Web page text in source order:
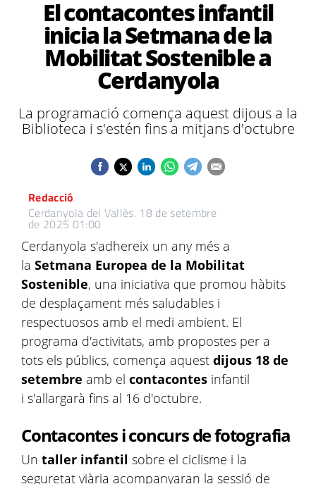
El contacontes infantil
inicia la Setmana de la
Mobilitat Sostenible a
Cerdanyola
La programació comença aquest dijous a la
Biblioteca i s'estén fins a mitjans d'octubre
Redacció
Cerdanyola del Vallès. 18 de setembre
de 2025 01:00
Cerdanyola s'adhereix un any més a
la Setmana Europea de la Mobilitat
Sostenible, una iniciativa que promou hàbits
de desplaçament més saludables i
respectuosos amb el medi ambient. El
programa d'activitats, amb propostes per a
tots els públics, comença aquest dijous 18 de
setembre amb el contacontes infantil
i s'allargarà fins al 16 d'octubre.
Contacontes i concurs de fotografia
Un taller infantil sobre el ciclisme i la
seguretat viària acompanyaran la sessió de